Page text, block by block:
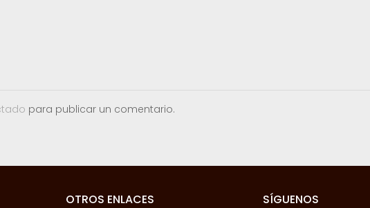
para publicar un comentario.
OTROS ENLACES SÍGUENOS